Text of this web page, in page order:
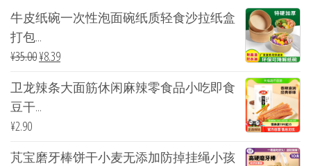
牛皮纸碗一次性泡面碗纸质轻食沙拉纸盒
打包...
¥35.00¥8.39
卫龙辣条大面筋休闲麻辣零食品小吃即食
豆干...
¥2.90
芃宝磨牙棒饼干小麦无添加防掉挂绳小孩